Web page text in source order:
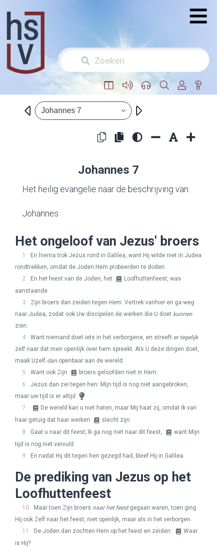
Johannes 7
Johannes 7
Het heilig evangelie naar de beschrijving van
Johannes
Het ongeloof van Jezus' broers
1
En hierna trok Jezus rond in Galilea, want Hij wilde niet in Judea
rondtrekken, omdat de Joden Hem probeerden te doden.
2
En het feest van de Joden, het
Loofhuttenfeest, was
aanstaande.
3
Zijn broers dan zeiden tegen Hem: Vertrek vanhier en ga weg
naar Judea, zodat ook Uw discipelen de werken die U doet kunnen
zien.
4
Want niemand doet iets in het verborgene, en streeft er tegelijk
zelf naar dat men openlijk over hem spreekt. Als U deze dingen doet,
maak Uzelf dan openbaar aan de wereld.
5
Want ook Zijn
broers geloofden niet in Hem.
6
Jezus dan zei tegen hen: Mijn tijd is nog niet aangebroken,
maar uw tijd is er altijd.
7
De wereld kan u niet haten, maar Mij haat zij, omdat Ik van
haar getuig dat haar werken
slecht zijn.
8
Gaat u naar dit feest; Ik ga nog niet naar dit feest,
want Mijn
tijd is nog niet vervuld.
9
En nadat Hij dit tegen hen gezegd had, bleef Hij in Galilea.
De prediking van Jezus op het
Loofhuttenfeest
10 Maar toen Zijn broers naar het feestgegaan waren, toen ging
Hij ook Zelf naar het feest, niet openlijk, maar als in het verborgen.
11
De Joden dan zochten Hem op het feest en zeiden:
Waar
is Hij?